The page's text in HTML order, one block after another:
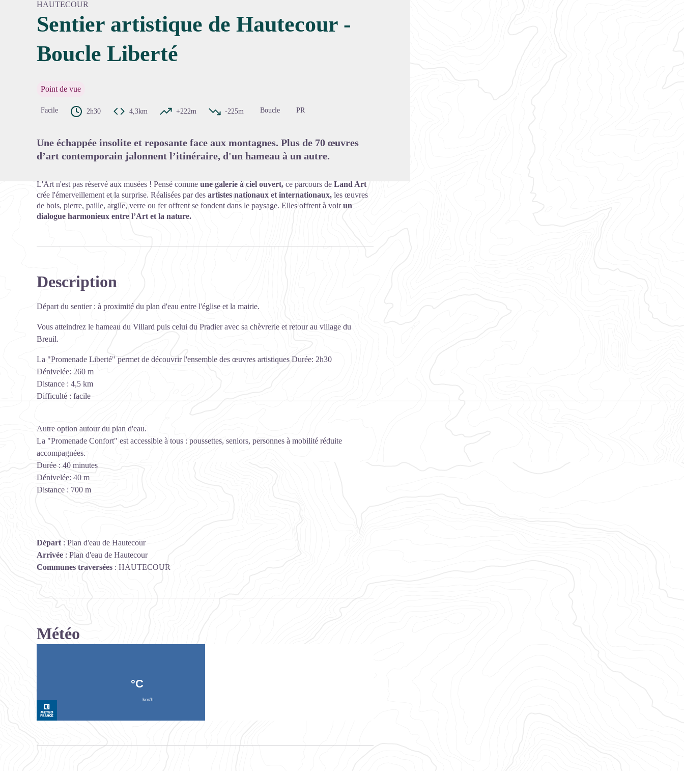
HAUTECOUR
Sentier artistique de Hautecour -
Boucle Liberté
Point de vue
Facile 2h30 4,3km +222m -225m Boucle PR
Une échappée insolite et reposante face aux montagnes. Plus de 70 œuvres
d’art contemporain jalonnent l’itinéraire, d'un hameau à un autre.
L'Art n'est pas réservé aux musées ! Pensé comme une galerie à ciel ouvert, ce parcours de Land Art
crée l'émerveillement et la surprise. Réalisées par des artistes nationaux et internationaux, les œuvres
de bois, pierre, paille, argile, verre ou fer offrent se fondent dans le paysage. Elles offrent à voirun
dialogue harmonieux entre l’Art et la nature.
Description
Départ du sentier : à proximité du plan d'eau entre l'église et la mairie.
Vous atteindrez le hameau du Villard puis celui du Pradier avec sa chèvrerie et retour au village du
Breuil.
La "Promenade Liberté" permet de découvrir l'ensemble des œuvres artistiques Durée: 2h30
Dénivelée: 260 m
Distance : 4,5 km
Difficulté : facile
Autre option autour du plan d'eau.
La "Promenade Confort" est accessible à tous : poussettes, seniors, personnes à mobilité réduite
accompagnées.
Durée : 40 minutes
Dénivelée: 40 m
Distance : 700 m
Départ : Plan d'eau de Hautecour
Arrivée : Plan d'eau de Hautecour
Communes traversées : HAUTECOUR
Météo